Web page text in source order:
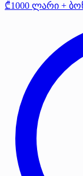
₾1000 ლარი +